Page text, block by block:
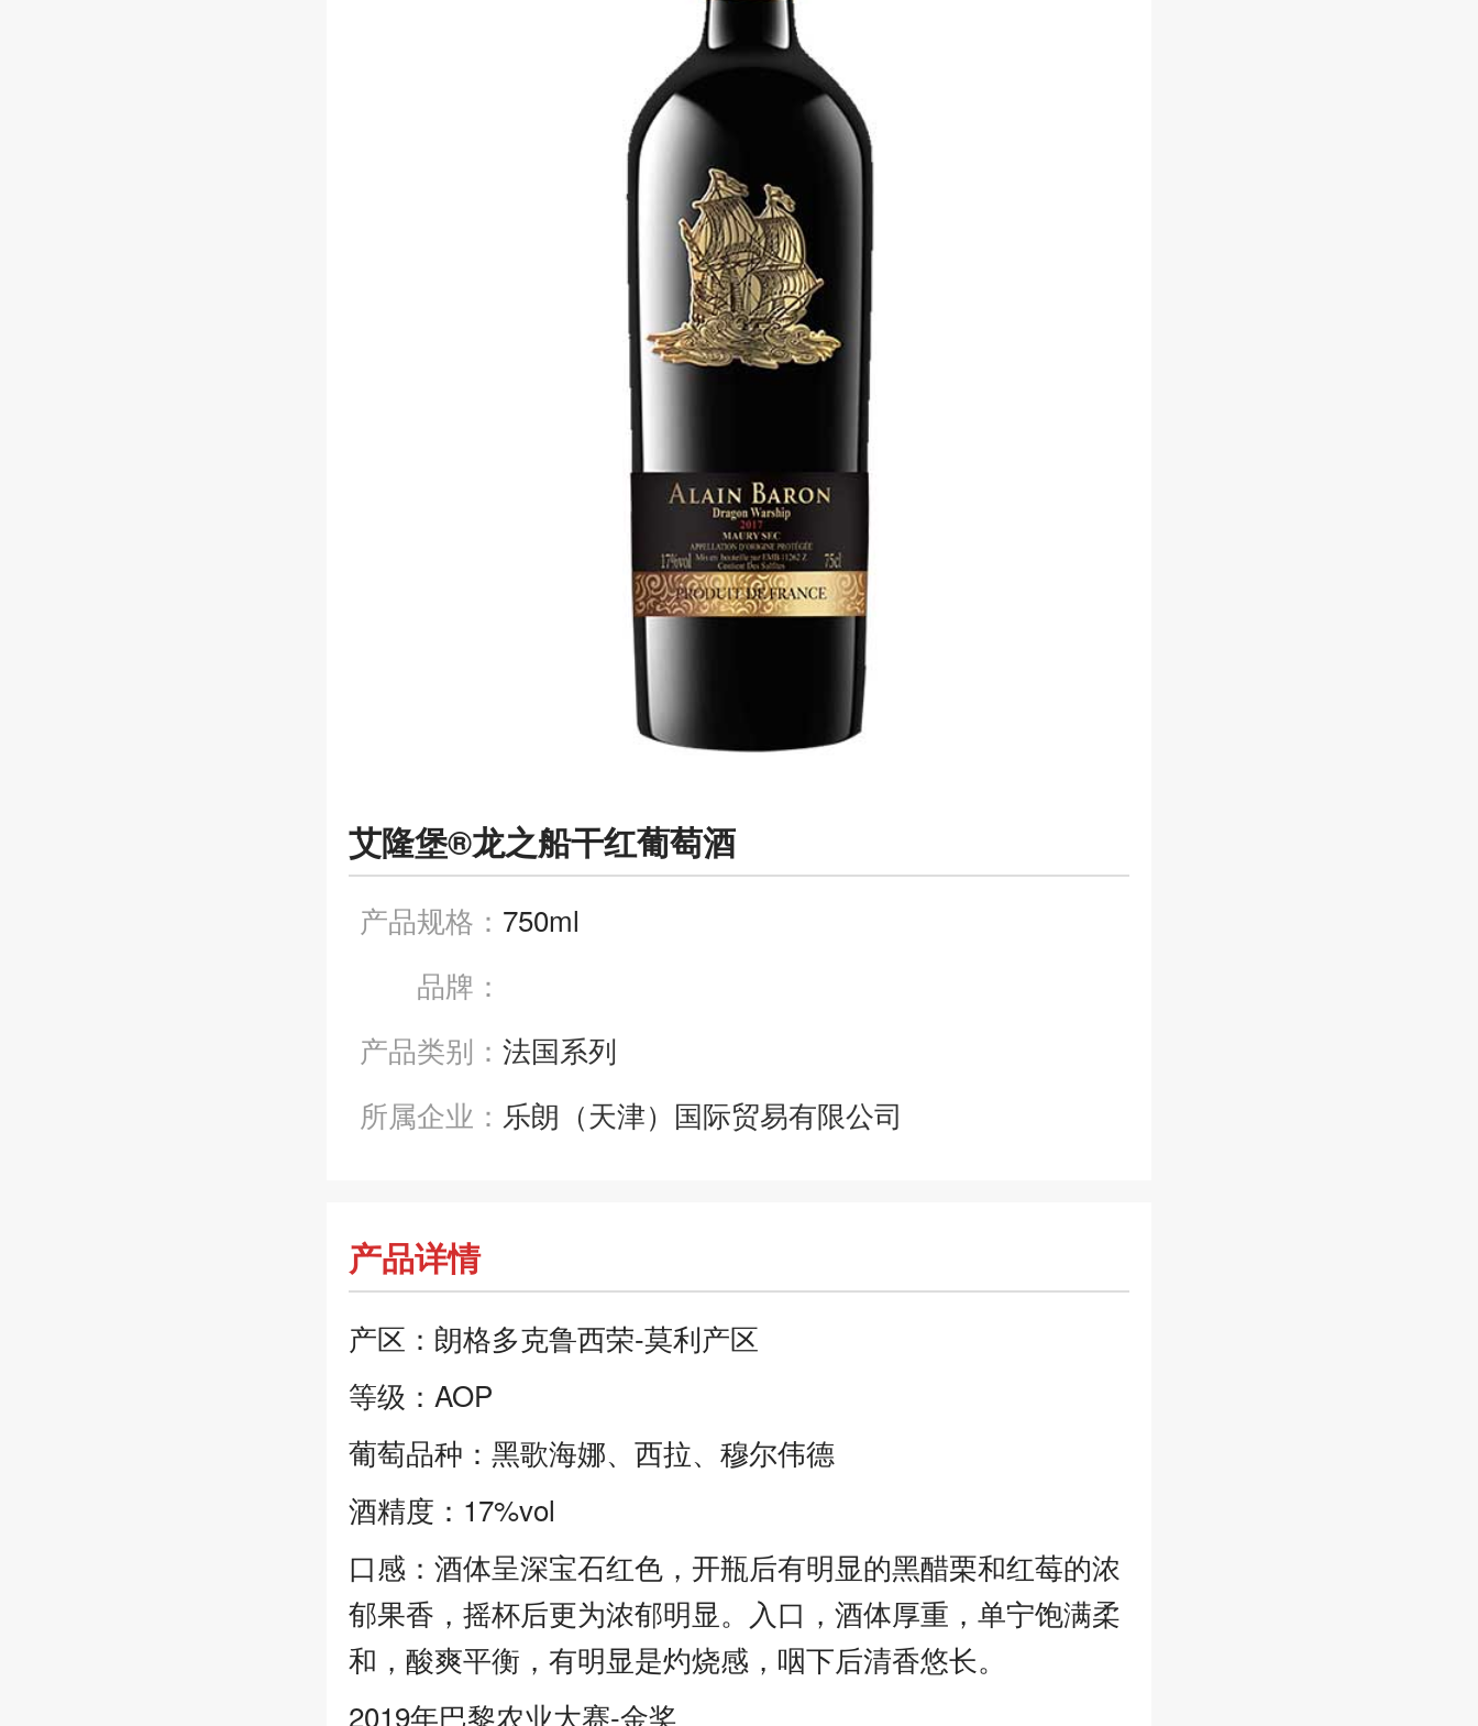
艾隆堡®龙之船干红葡萄酒
产品规格： 750ml
品牌：
产品类别： 法国系列
所属企业： 乐朗（天津）国际贸易有限公司
产品详情
产区：朗格多克鲁西荣-莫利产区
等级：AOP
葡萄品种：黑歌海娜、西拉、穆尔伟德
酒精度：17%vol
口感：酒体呈深宝石红色，开瓶后有明显的黑醋栗和红莓的浓
郁果香，摇杯后更为浓郁明显。入口，酒体厚重，单宁饱满柔
和，酸爽平衡，有明显是灼烧感，咽下后清香悠长。
2019年巴黎农业大赛-金奖